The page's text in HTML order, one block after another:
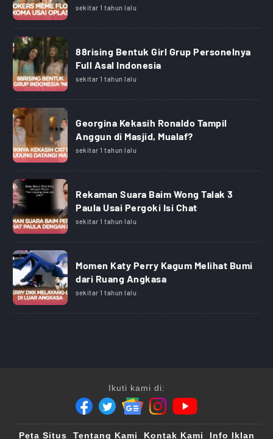
sekitar 1 tahun lalu
88rising Bentuk Girl Grup Personelnya
Full Asal Indonesia
sekitar 1 tahun lalu
Georgina Kekasih Ronaldo Tampil
Anggun di Masjid, Mualaf?
sekitar 1 tahun lalu
Rekaman Suara Baim Wong Talak 3
Paula Usai Pergoki Isi Chat
sekitar 1 tahun lalu
Momen Katy Perry Kagum Melihat Bumi
dari Ruang Angkasa
sekitar 1 tahun lalu
Ikuti kami di:
Peta Situs Tentang Kami Kontak Kami Info Iklan